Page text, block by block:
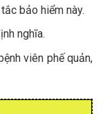
bảo hiểm này.
nghĩa.
viên phế quản,